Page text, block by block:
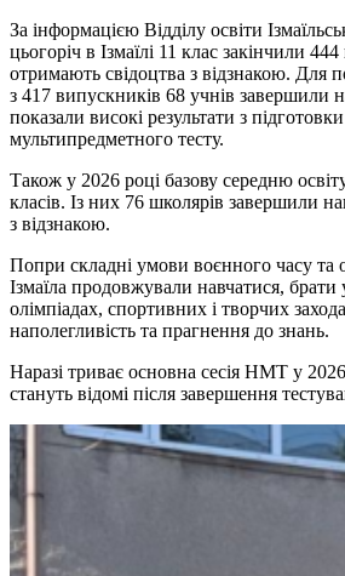
За інформацією Відділу освіти
цьогоріч в Ізмаїлі 11 клас закінчили
отримають свідоцтва з відзнакою. Для
з 417 випускників 68 учнів завершили
показали високі результати з
мультипредметного тесту.
Також у 2026 році базову середню
класів. Із них 76 школярів завершили
з відзнакою.
Попри складні умови воєнного часу та
Ізмаїла продовжували навчатися, брати
олімпіадах, спортивних і творчих
наполегливість та прагнення до знань.
Наразі триває основна сесія НМТ у 2026
стануть відомі після завершення